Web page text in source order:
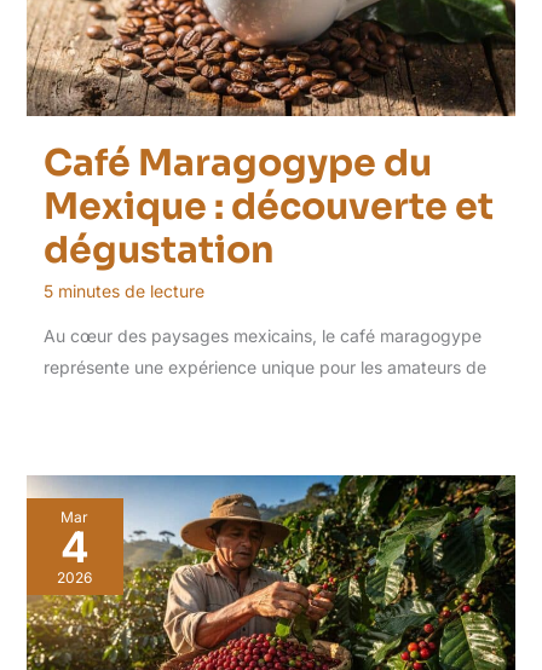
Café Maragogype du
Mexique : découverte et
dégustation
5 minutes de lecture
Au cœur des paysages mexicains, le café maragogype
représente une expérience unique pour les amateurs de
Mar
4
2026